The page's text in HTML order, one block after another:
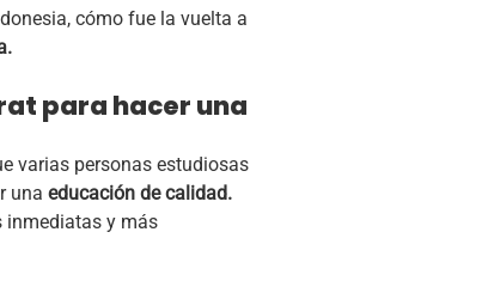
cómo fue la vuelta a
para hacer una
varias personas estudiosas
una educación de calidad.
inmediatas y más